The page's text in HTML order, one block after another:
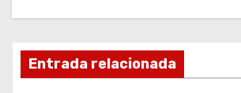
c
iEntrada relacionada